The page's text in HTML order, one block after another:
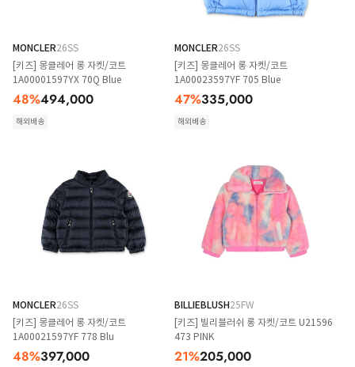
MONCLER26SS
[키즈] 몽클레어 롱 자켓/코트
1A00001597YX 70Q Blue
48%494,000
해외배송
MONCLER26SS
[키즈] 몽클레어 롱 자켓/코트
1A00023597YF 705 Blue
47%335,000
해외배송
MONCLER26SS
[키즈] 몽클레어 롱 자켓/코트
1A00021597YF 778 Blu
48%397,000
BILLIEBLUSH25FW
[키즈] 빌리블러쉬 롱 자켓/코트 U21596
473 PINK
21%205,000